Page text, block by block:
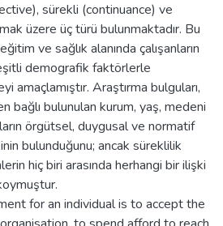
sürekli (continuance) ve
üzere üç türü bulunmaktadır. Bu
ve sağlık alanında çalışanların
demografik faktörlerle
amaçlamıştır. Araştırma bulguları,
bağlı bulunulan kurum, yaş, medeni
örgütsel, duygusal ve normatif
bulunduğunu; ancak süreklilik
hiç biri arasında herhangi bir ilişki
for an individual is to accept the